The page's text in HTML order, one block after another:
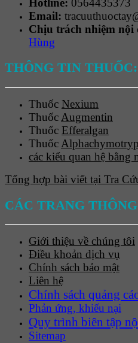
Email:
Chịu trách nhiệm nội
Hùng
THÔNG TIN THUỐC:
Thuốc Nexium
Thuốc Augmentin
Thuốc Efferalgan
Thuốc
các kiểu quan hệ bằng
Tổng hợp bài viết tại Tra
CÁC TRANG
Giới thiệu về chúng tôi
Điều khoản dịch vụ
Chính sách bảo mật
Liên hệ
Chính sách quảng
Phản ứng, khiếu nại
Quy trình biên tập
Sitemap